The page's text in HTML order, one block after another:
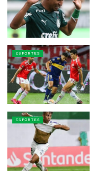
ESPORTES
ESPORTES